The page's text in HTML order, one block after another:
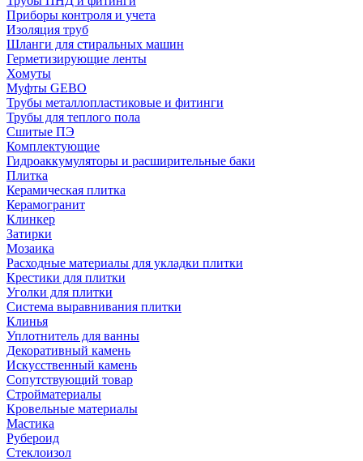
Приборы контроля и учета
Изоляция труб
Шланги для стиральных машин
Герметизирующие ленты
Хомуты
Муфты GEBO
Трубы металлопластиковые и фитинги
Трубы для теплого пола
Сшитые ПЭ
Комплектующие
Гидроаккумуляторы и расширительные баки
Плитка
Керамическая плитка
Керамогранит
Клинкер
Затирки
Мозаика
Расходные материалы для укладки плитки
Крестики для плитки
Уголки для плитки
Система выравнивания плитки
Клинья
Уплотнитель для ванны
Декоративный камень
Искусственный камень
Сопутствующий товар
Стройматериалы
Кровельные материалы
Мастика
Рубероид
Стеклоизол